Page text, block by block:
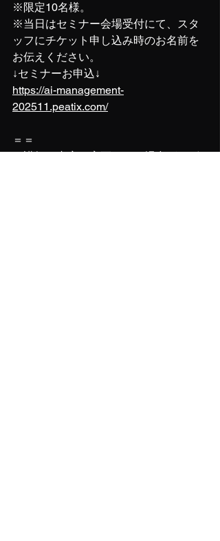
※限定10名様。
※当日はセミナー会場受付にて、スタ
ッフにチケット申し込み時のお名前を
お伝えください。
↓セミナーお申込↓
https://ai-management-
202511.peatix.com/
＝＝
※講師、内容は変更になる場合がござ